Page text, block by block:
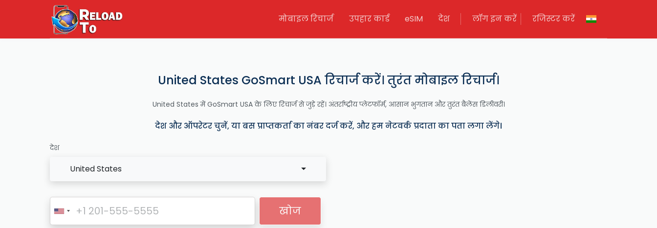
मोबाइल रिचार्ज उपहार कार्ड eSIM देश लॉग इन करें रजिस्टर करें
United States GoSmart USA रिचार्ज करें। तुरंत मोबाइल रिचार्ज।
United States में GoSmart USA के लिए रिचार्ज से जुड़े रहें। अंतर्राष्ट्रीय प्लेटफॉर्म, आसान भुगतान और तुरंत बैलेंस डिलीवरी।
देश और ऑपरेटर चुनें, या बस प्राप्तकर्ता का नंबर दर्ज करें, और हम नेटवर्क प्रदाता का पता लगा लेंगे।
देश
United States
खोज